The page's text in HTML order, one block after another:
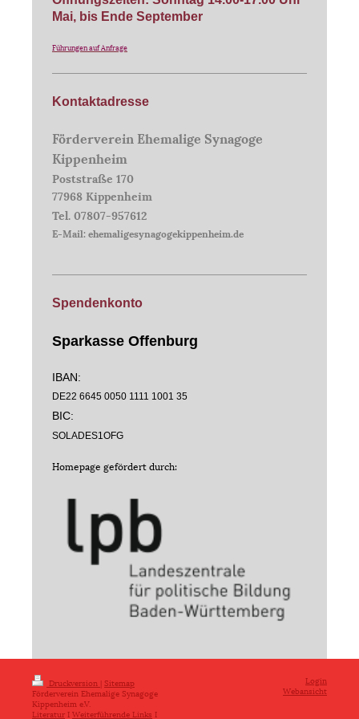
Mai, bis Ende September
Führungen auf Anfrage
Kontaktadresse
Förderverein Ehemalige Synagoge
Kippenheim
Poststraße 170
77968 Kippenheim
Tel. 07807-957612
E-Mail: ehemaligesynagogekippenheim.de
Spendenkonto
Sparkasse Offenburg
IBAN:
DE22 6645 0050 1111 1001 35
BIC:
SOLADES1OFG
Homepage gefördert durch:
Druckversion | Sitemap
Förderverein Ehemalige Synagoge
Kippenheim e.V.
Literatur I Weiterführende Links I
Login
Webansicht